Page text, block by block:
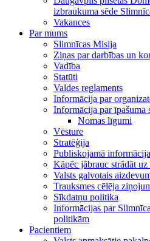
izbraukuma sēde
Vakances
Par mums
Slimnīcas Misija
Ziņas par darbības un
Vadība
Statūti
Valdes reglaments
Informācija par
Informācija par īpašuma
Nomas līgumi
Vēsture
Stratēģija
Publiskojamā
Kāpēc jābrauc strādāt
Valsts galvotais
Trauksmes cēlēja
Sīkdatņu politika
Informācijas par
politikām
Pacientiem